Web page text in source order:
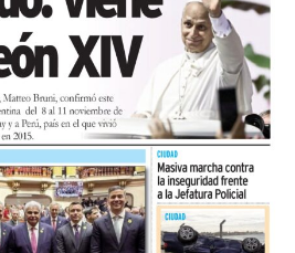
Gerez Martínez.
las 17:30 se desarrollará “El
preguntas, respuestas y
Paula Algote. Se trata de un
y tecnología en el que al
se lleva su propia creación
arancelada (incluye
niños a partir de los 6 años.